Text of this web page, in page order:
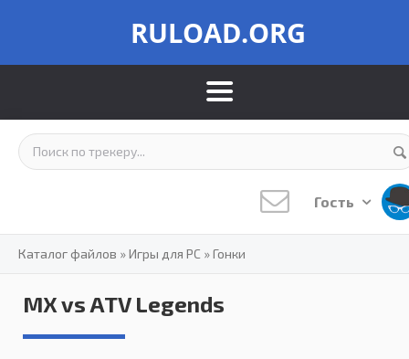
RULOAD.ORG
Гость
Каталог файлов »Игры для PC »Гонки
MX vs ATV Legends